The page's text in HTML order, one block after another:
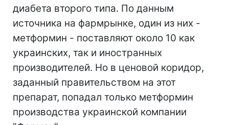
диабета второго типа. По данным
источника на фармрынке, один из них -
метформин - поставляют около 10 как
украинских, так и иностранных
производителей. Но в ценовой коридор,
заданный правительством на этот
препарат, попадал только метформин
производства украинской компании